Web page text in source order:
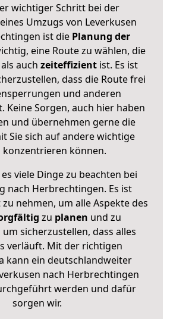
wichtiger Schritt bei der
Umzugs von Leverkusen
ist diePlanung der
eine Route zu wählen, die
auch zeiteffizientist. Es ist
dass die Route frei
und anderen
Keine Sorgen, auch hier haben
und übernehmen gerne die
Sie sich auf andere wichtige
konzentrieren können.
viele Dinge zu beachten bei
nach Herbrechtingen. Es ist
nehmen, um alle Aspekte des
zu planen und zu
um sicherzustellen, dass alles
verläuft. Mit der richtigen
kann ein deutschlandweiter
nach Herbrechtingen
werden und dafür
sorgen wir.